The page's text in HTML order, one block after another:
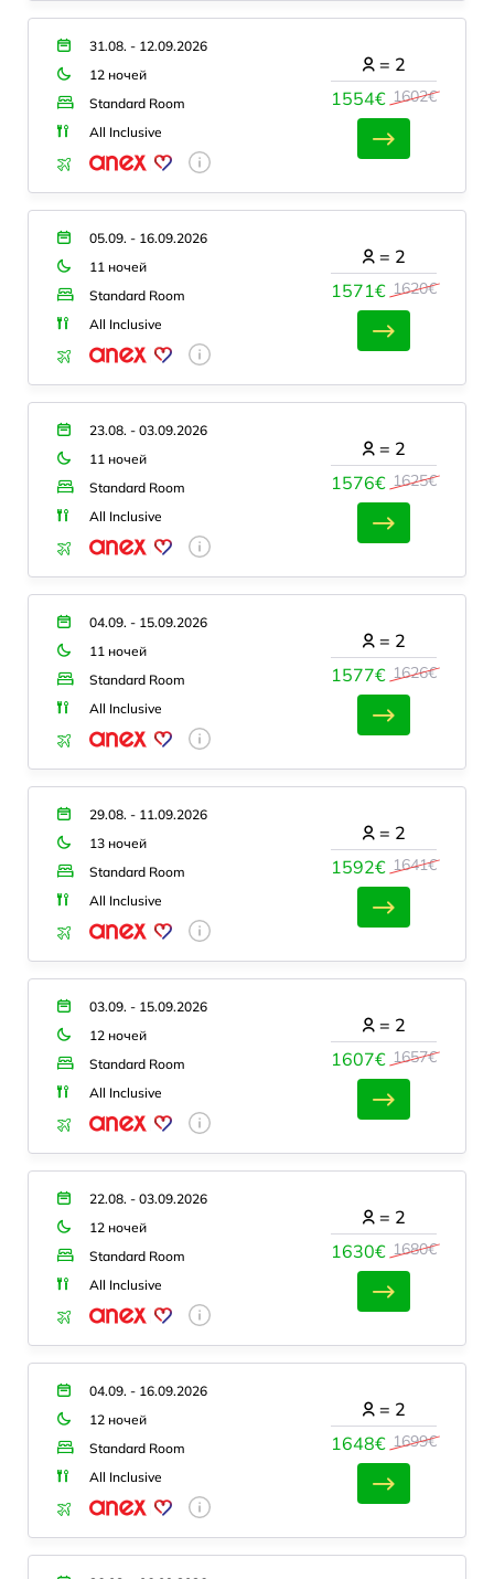
31.08. - 12.09.2026
12 ночей
Standard Room
All Inclusive
1554€ 1602€
= 2
05.09. - 16.09.2026
11 ночей
Standard Room
All Inclusive
1571€ 1620€
= 2
23.08. - 03.09.2026
11 ночей
Standard Room
All Inclusive
1576€ 1625€
= 2
04.09. - 15.09.2026
11 ночей
Standard Room
All Inclusive
1577€ 1626€
= 2
29.08. - 11.09.2026
13 ночей
Standard Room
All Inclusive
1592€ 1641€
= 2
03.09. - 15.09.2026
12 ночей
Standard Room
All Inclusive
1607€ 1657€
= 2
22.08. - 03.09.2026
12 ночей
Standard Room
All Inclusive
1630€ 1680€
= 2
04.09. - 16.09.2026
12 ночей
Standard Room
All Inclusive
1648€ 1699€
= 2